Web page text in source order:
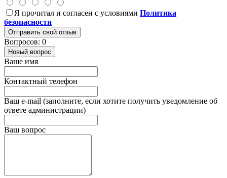
Я прочитал и согласен с условиями Политика
безопасности
Отправить свой отзыв
Вопросов: 0
Новый вопрос
Ваше имя
Контактный телефон
Ваш e-mail (заполните, если хотите получить уведомление об
ответе администрации)
Ваш вопрос